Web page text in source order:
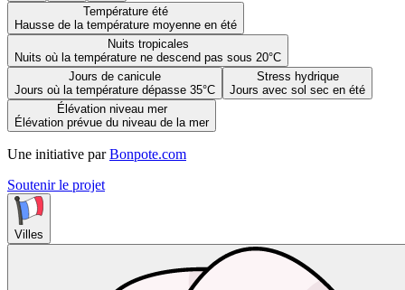
Température été
Hausse de la température moyenne en été
Nuits tropicales
Nuits où la température ne descend pas sous 20°C
Jours de canicule
Jours où la température dépasse 35°C
Stress hydrique
Jours avec sol sec en été
Élévation niveau mer
Élévation prévue du niveau de la mer
Une initiative par Bonpote.com
Soutenir le projet
Villes